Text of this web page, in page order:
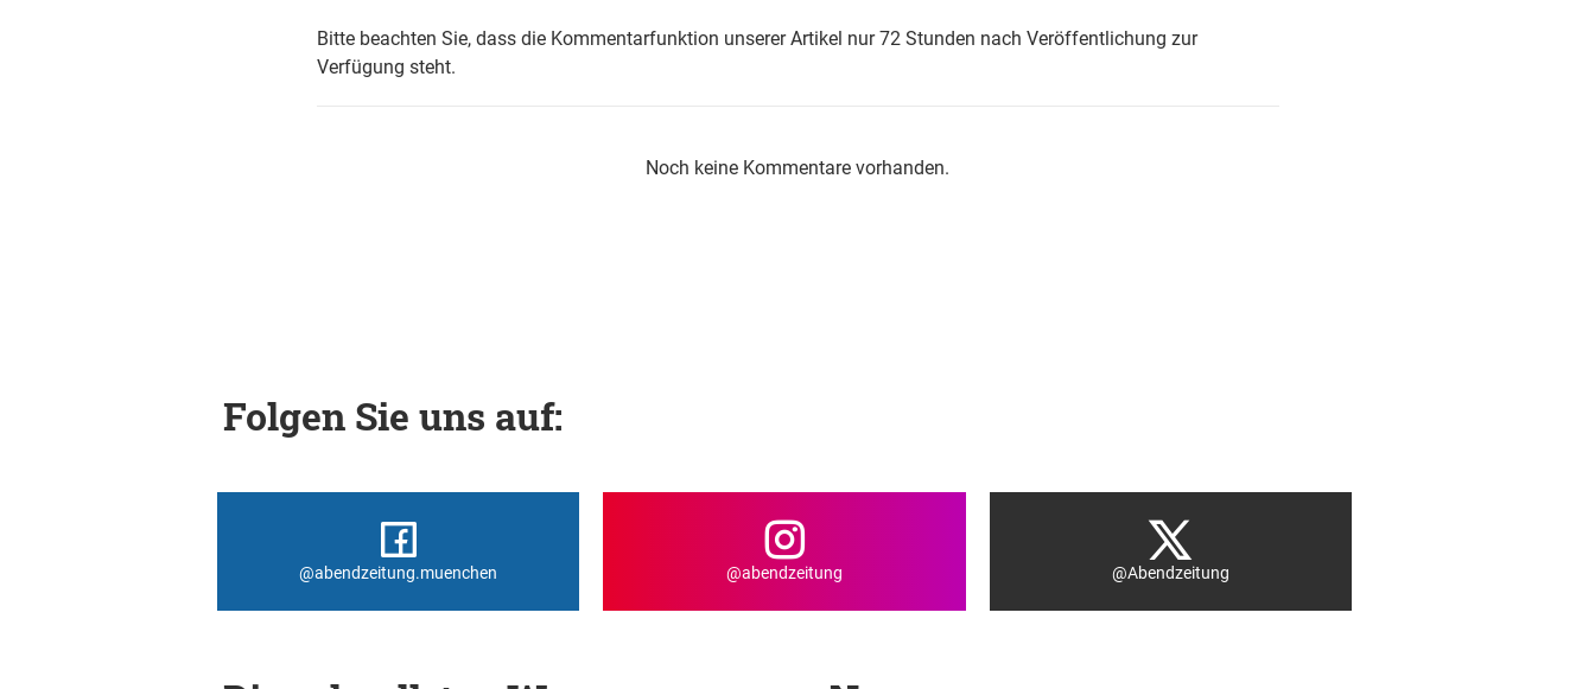
Bitte beachten Sie, dass die Kommentarfunktion unserer Artikel nur 72 Stunden nach Veröffentlichung zur
Verfügung steht.
Noch keine Kommentare vorhanden.
Folgen Sie uns auf:
@abendzeitung.muenchen @abendzeitung @Abendzeitung